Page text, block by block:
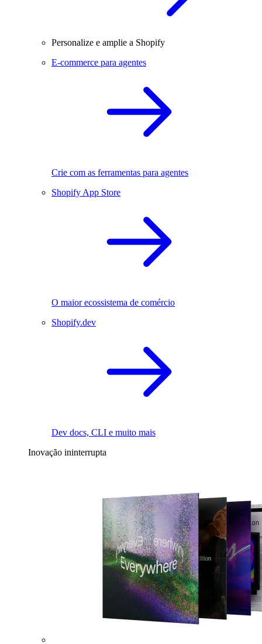
Personalize e amplie a Shopify
E-commerce para agentes
Crie com as ferramentas para agentes
Shopify App Store
O maior ecossistema de comércio
Shopify.dev
Dev docs, CLI e muito mais
Inovação ininterrupta